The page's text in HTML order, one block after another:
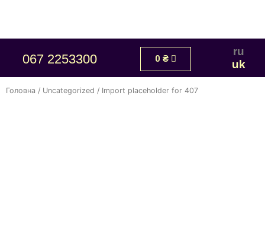
067 2253300 0 ₴
ru
uk
Головна / Uncategorized / Import placeholder for 407